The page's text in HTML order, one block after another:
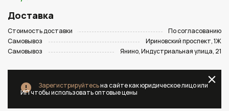
Доставка
Стоимость доставки
По согласованию
Самовывоз
Ириновский проспект, 1Ж
Самовывоз
Янино, Индустриальная улица, 21
Зарегистрируйтесьна сайте как юридическое лицо или
ИП чтобы использовать оптовые цены